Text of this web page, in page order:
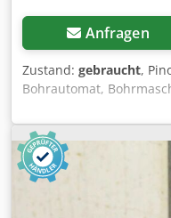
Anfragen
Zustand: gebraucht,
Bohrautomat,
Bearbeitungseinheiten -
Vorschub: Hub mm -
Bohrfutter: 1,5-13 mm -
mm Cjdpfxechnx Uo